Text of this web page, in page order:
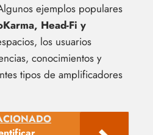
ejemplos populares
Head-Fi y
los usuarios
conocimientos y
tipos de amplificadores